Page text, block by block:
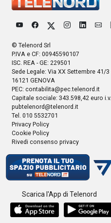
© Telenord Srl
P.IVA e CF: 00945590107
ISC. REA - GE: 229501
Sede Legale: Via XX Settembre 41/3
16121 GENOVA
PEC: contabilita@pec.telenord.it
Capitale sociale: 343.598,42 euro i.v.
pubtelenord@telenord.it
Tel. 010 5532701
Privacy Policy
Cookie Policy
Rivedi consenso privacy
Scarica l'App di Telenord